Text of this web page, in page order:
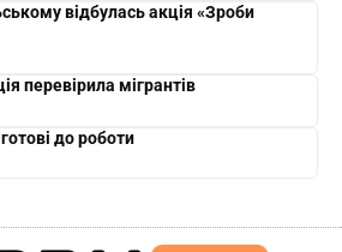
відбулась акція «Зроби
перевірила мігрантів
до роботи